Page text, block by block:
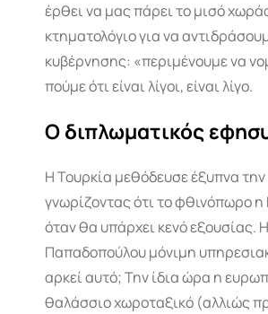
έρθει να μας πάρει το μισό
κτηματολόγιο για να
κυβέρνησης: «περιμένουμε να
πούμε ότι είναι λίγοι, είναι λίγο.
Ο διπλωματικός
Η Τουρκία μεθόδευσε έξυπνα
γνωρίζοντας ότι το φθινόπωρο η
όταν θα υπάρχει κενό εξουσίας.
Παπαδοπούλου μόνιμη
αρκεί αυτό; Την ίδια ώρα η
θαλάσσιο χωροταξικό (αλλιώς